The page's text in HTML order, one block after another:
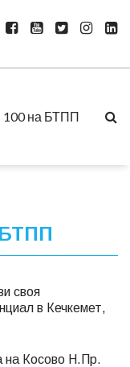
100 на БТПП
своя
в Кечкемет,
на Косово Н.Пр.